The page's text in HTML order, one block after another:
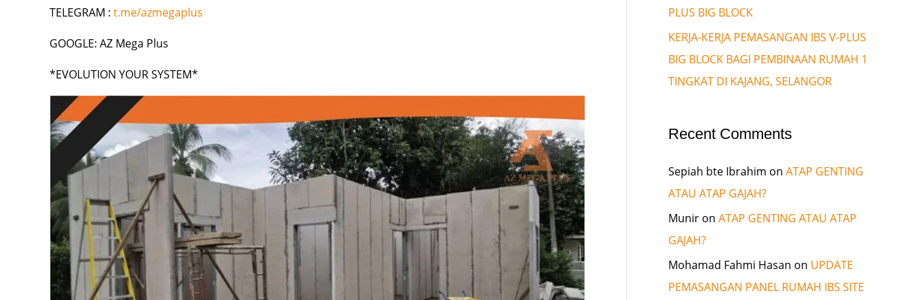
TELEGRAM : t.me/azmegaplus
GOOGLE: AZ Mega Plus
*EVOLUTION YOUR SYSTEM*
PLUS BIG BLOCK
KERJA-KERJA PEMASANGAN IBS V-PLUS
BIG BLOCK BAGI PEMBINAAN RUMAH 1
TINGKAT DI KAJANG, SELANGOR
Recent Comments
Sepiah bte Ibrahim on ATAP GENTING
ATAU ATAP GAJAH?
Munir on ATAP GENTING ATAU ATAP
GAJAH?
Mohamad Fahmi Hasan on UPDATE
PEMASANGAN PANEL RUMAH IBS SITE